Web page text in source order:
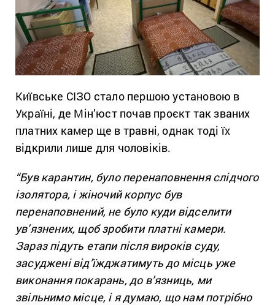
Київське СІЗО стало першою установою в
Україні, де Мін’юст почав проєкт так званих
платних камер ще в травні, однак тоді їх
відкрили лише для чоловіків.
“Був карантин, було перенаповнення слідчого
ізолятора, і жіночий корпус був
перенаповнений, не було куди відселити
ув’язнених, щоб зробити платні камери.
Зараз підуть етапи після вироків суду,
засуджені від’їжджатимуть до місць уже
виконання покарань, до в’язниць, ми
звільнимо місце, і я думаю, що нам потрібно